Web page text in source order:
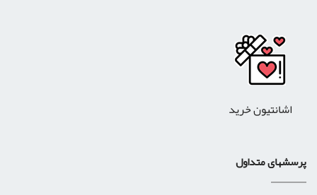
اشانتیون خرید
متداول